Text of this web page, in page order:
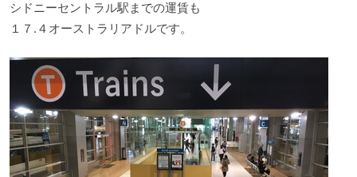
シドニーセントラル駅までの運賃も
１７.４オーストラリアドルです。